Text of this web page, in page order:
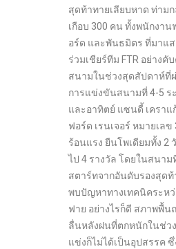
สุดท้าทายเลียบหาด ท่ามก
เกือบ 300 คน ทั้งพนักงา
อร์ด และพันธมิตร ที่มาแ
ร่วมเชียร์ทีม FTR อย่างคั
สนามในช่วงสุดสัปดาห์ที่
การแข่งขันสนามที่ 4-5 ร
และอาทิตย์ แซนดี้ เคราแ
ฟอร์ด เรนเจอร์ หมายเล
ร้อนแรง ยืนโพเดียมทั้ง 2
ไป 4 รางวัล โดยในสนาม
สตาร์ทจากอันดับรองสุดท้
พบปัญหาทางเทคนิคระห
ฟาย อย่างไรก็ดี สภาพพื้น
ลื่นหลังฝนที่ตกหนักในช่วง
แข่งก็ไม่ได้เป็นอุปสรรค